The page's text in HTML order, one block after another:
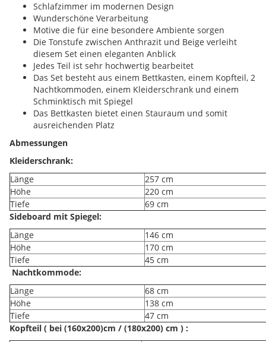
Schlafzimmer im modernen Design
Wunderschöne Verarbeitung
Motive die für eine besondere Ambiente sorgen
Die Tonstufe zwischen Anthrazit und Beige verleiht
diesem Set einen eleganten Anblick
Jedes Teil ist sehr hochwertig bearbeitet
Das Set besteht aus einem Bettkasten, einem Kopfteil, 2
Nachtkommoden, einem Kleiderschrank und einem
Schminktisch mit Spiegel
Das Bettkasten bietet einen Stauraum und somit
ausreichenden Platz
Abmessungen
Kleiderschrank:
Länge
257 cm
Höhe
220 cm
Tiefe
69 cm
Sideboard mit Spiegel:
Länge
146 cm
Höhe
170 cm
Tiefe
45 cm
Nachtkommode:
Länge
68 cm
Höhe
138 cm
Tiefe
47 cm
Kopfteil ( bei (160x200)cm / (180x200) cm ) :